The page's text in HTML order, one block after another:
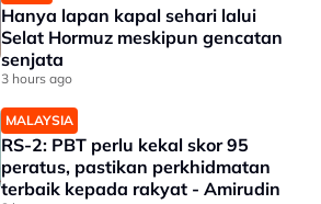
Hanya lapan kapal sehari lalui
Selat Hormuz meskipun gencatan
senjata
3 hours ago
MALAYSIA
RS-2: PBT perlu kekal skor 95
peratus, pastikan perkhidmatan
terbaik kepada rakyat - Amirudin